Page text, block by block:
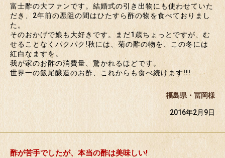
富士酢の大ファンです。結婚式の引き出物にも使わせていた
だき、2年前の悪阻の間はひたすら酢の物を食べておりまし
た。
そのおかげで娘も大好きです。まだ1歳ちょっとですが、む
せることなくパクパク!秋には、菊の酢の物を、この冬には
紅白なますを。
我が家のお酢の消費量、驚かれるほどです。
世界一の飯尾醸造のお酢、これからも食べ続けます!!!
福島県・冨岡様
2016年2月9日
酢が苦手でしたが、本当の酢は美味しい!